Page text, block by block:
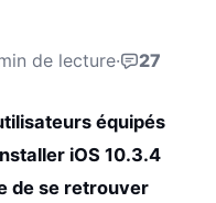
de lecture· 27
équipés
iOS 10.3.4
de se retrouver